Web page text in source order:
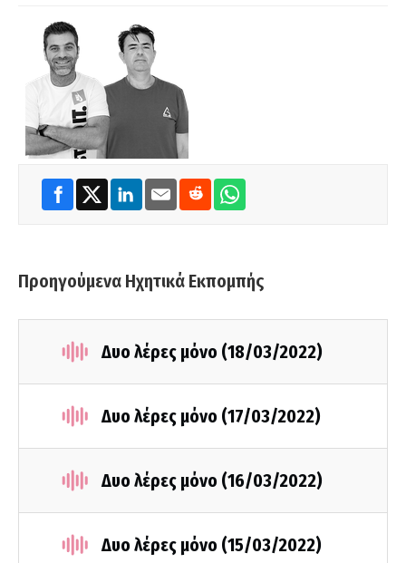
Προηγούμενα Ηχητικά Εκπομπής
Δυο λέρες μόνο (18/03/2022)
Δυο λέρες μόνο (17/03/2022)
Δυο λέρες μόνο (16/03/2022)
Δυο λέρες μόνο (15/03/2022)